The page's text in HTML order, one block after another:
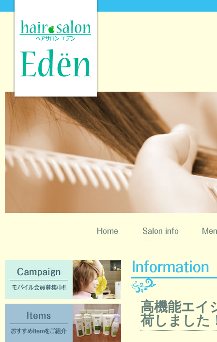
高機能エイ
荷しました
Campaign [モバイル会員募集中!!]
Items [おすすめItemをご紹介]